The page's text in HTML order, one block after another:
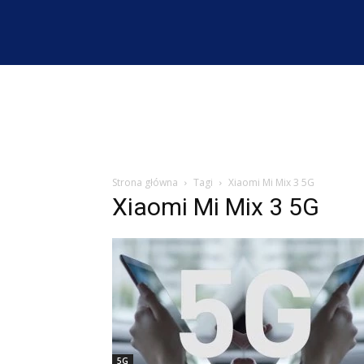
Strona główna Tagi Xiaomi Mi Mix 3 5G
Xiaomi Mi Mix 3 5G
5G